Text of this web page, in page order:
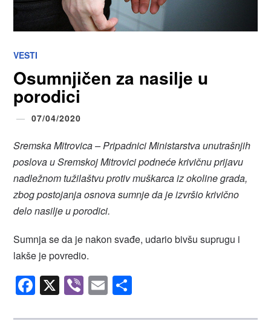
VESTI
Osumnjičen za nasilje u
porodici
07/04/2020
Sremska Mitrovica – Pripadnici Ministarstva unutrašnjih
poslova u Sremskoj Mitrovici podneće krivičnu prijavu
nadležnom tužilaštvu protiv muškarca iz okoline grada,
zbog postojanja osnova sumnje da je izvršio krivično
delo nasilje u porodici.
Sumnja se da je nakon svađe, udario bivšu suprugu i
lakše je povredio.
Facebook
X ViberEmail